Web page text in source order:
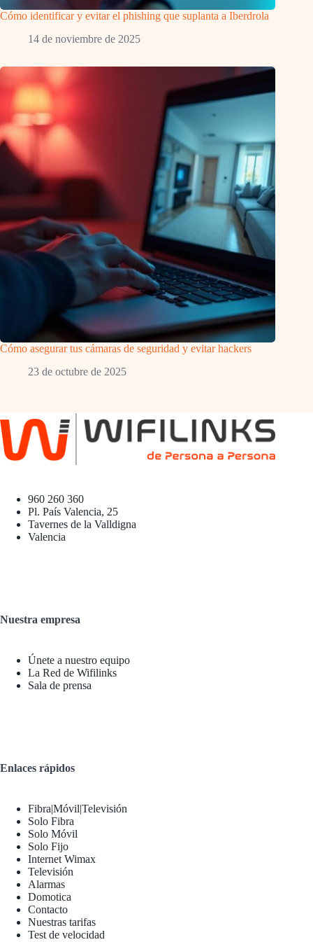
Cómo identificar y evitar el phishing que suplanta a Iberdrola
14 de noviembre de 2025
Cómo asegurar tus cámaras de seguridad y evitar hackers
23 de octubre de 2025
960 260 360
Pl. País Valencia, 25
Tavernes de la Valldigna
Valencia
Nuestra empresa
Únete a nuestro equipo
La Red de Wifilinks
Sala de prensa
Enlaces rápidos
Fibra|Móvil|Televisión
Solo Fibra
Solo Móvil
Solo Fijo
Internet Wimax
Televisión
Alarmas
Domotica
Contacto
Nuestras tarifas
Test de velocidad